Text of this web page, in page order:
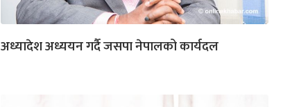
अध्यादेश अध्ययन गर्दै जसपा नेपालको कार्यदल